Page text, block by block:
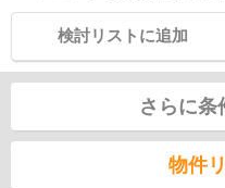
検討リストに追加
さらに条
物件